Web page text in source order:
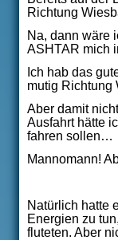
Richtung
Na, dann wäre
ASHTAR mich
Ich hab das
mutig Richtung
Aber damit
Ausfahrt hätte
fahren sollen…
Mannomann!
Natürlich hatte
Energien zu
fluteten. Aber